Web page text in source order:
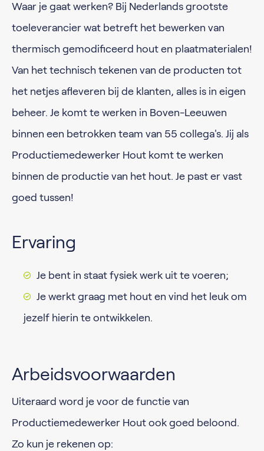
Waar je gaat werken? Bij Nederlands grootste
toeleverancier wat betreft het bewerken van
thermisch gemodificeerd hout en plaatmaterialen!
Van het technisch tekenen van de producten tot
het netjes afleveren bij de klanten, alles is in eigen
beheer. Je komt te werken in Boven-Leeuwen
binnen een betrokken team van 55 collega's. Jij als
Productiemedewerker Hout komt te werken
binnen de productie van het hout. Je past er vast
goed tussen!
Ervaring
Je bent in staat fysiek werk uit te voeren;
Je werkt graag met hout en vind het leuk om
jezelf hierin te ontwikkelen.
Arbeidsvoorwaarden
Uiteraard word je voor de functie van
Productiemedewerker Hout ook goed beloond.
Zo kun je rekenen op: